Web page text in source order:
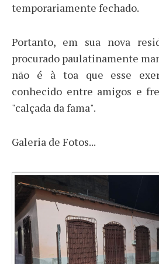
temporariamente fechado.
Portanto, em sua nova
procurado paulatinamente
não é à toa que esse
conhecido entre amigos e
"calçada da fama".
Galeria de Fotos...